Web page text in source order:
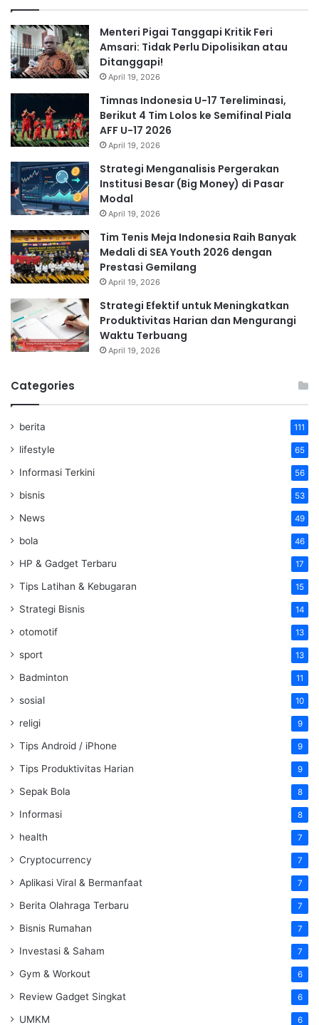
Menteri Pigai Tanggapi Kritik Feri
Amsari: Tidak Perlu Dipolisikan atau
Ditanggapi!
April 19, 2026
Timnas Indonesia U-17 Tereliminasi,
Berikut 4 Tim Lolos ke Semifinal Piala
AFF U-17 2026
April 19, 2026
Strategi Menganalisis Pergerakan
Institusi Besar (Big Money) di Pasar
Modal
April 19, 2026
Tim Tenis Meja Indonesia Raih Banyak
Medali di SEA Youth 2026 dengan
Prestasi Gemilang
April 19, 2026
Strategi Efektif untuk Meningkatkan
Produktivitas Harian dan Mengurangi
Waktu Terbuang
April 19, 2026
Categories
berita 111
lifestyle 65
Informasi Terkini 56
bisnis 53
News 49
bola 46
HP & Gadget Terbaru 17
Tips Latihan & Kebugaran 15
Strategi Bisnis 14
otomotif 13
sport 13
Badminton 11
sosial 10
religi 9
Tips Android / iPhone 9
Tips Produktivitas Harian 9
Sepak Bola 8
Informasi 8
health 7
Cryptocurrency 7
Aplikasi Viral & Bermanfaat 7
Berita Olahraga Terbaru 7
Bisnis Rumahan 7
Investasi & Saham 7
Gym & Workout 6
Review Gadget Singkat 6
UMKM 6